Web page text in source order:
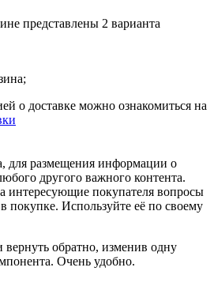
представлены 2 варианта
о доставке можно ознакомиться на
для размещения информации о
другого важного контента.
интересующие покупателя вопросы
покупке. Используйте её по своему
обратно, изменив одну
Очень удобно.